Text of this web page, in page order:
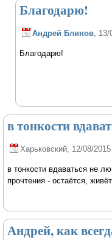
Благодарю!
Андрей Блинов, 13/
Благодарю!
в тонкости
Харьковский , 12/08/
в тонкости вдаваться не
прочтения - остаётся,
Андрей, как